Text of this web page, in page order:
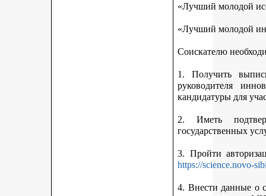
«Лучший молодой
«Лучший молодой
Соискателю
1. Получить
руководителя
кандидатуры для
2. Иметь
государственных
3. Пройти
https://science.novo-
4. Внести данные о